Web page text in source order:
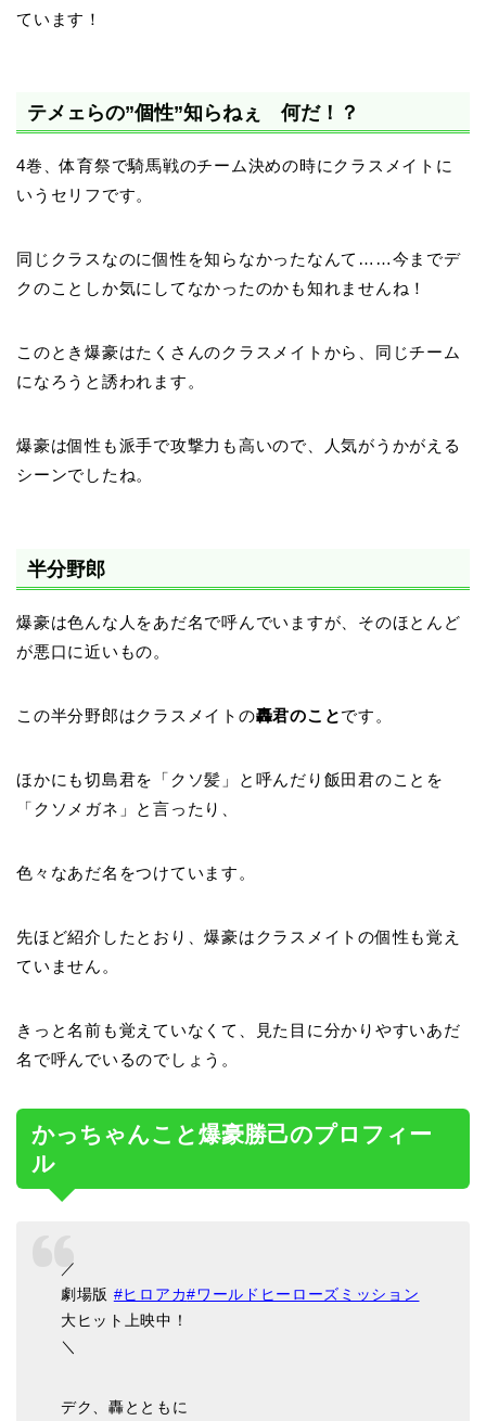
ています！
テメェらの”個性”知らねぇ 何だ！？
4巻、体育祭で騎馬戦のチーム決めの時にクラスメイトに
いうセリフです。
同じクラスなのに個性を知らなかったなんて……今までデ
クのことしか気にしてなかったのかも知れませんね！
このとき爆豪はたくさんのクラスメイトから、同じチーム
になろうと誘われます。
爆豪は個性も派手で攻撃力も高いので、人気がうかがえる
シーンでしたね。
半分野郎
爆豪は色んな人をあだ名で呼んでいますが、そのほとんど
が悪口に近いもの。
この半分野郎はクラスメイトの轟君のことです。
ほかにも切島君を「クソ髪」と呼んだり飯田君のことを
「クソメガネ」と言ったり、
色々なあだ名をつけています。
先ほど紹介したとおり、爆豪はクラスメイトの個性も覚え
ていません。
きっと名前も覚えていなくて、見た目に分かりやすいあだ
名で呼んでいるのでしょう。
かっちゃんこと爆豪勝己のプロフィー
ル
／
劇場版 #ヒロアカ#ワールドヒーローズミッション
大ヒット上映中！
＼
デク、轟とともに